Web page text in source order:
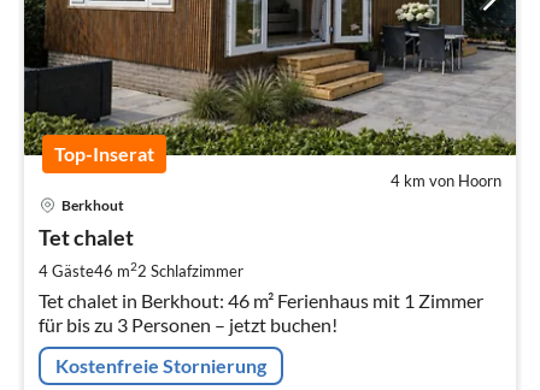
Top-Inserat
4 km von Hoorn
Berkhout
Tet chalet
4 Gäste46 m22 Schlafzimmer
Tet chalet in Berkhout: 46 m² Ferienhaus mit 1 Zimmer
für bis zu 3 Personen – jetzt buchen!
Kostenfreie Stornierung